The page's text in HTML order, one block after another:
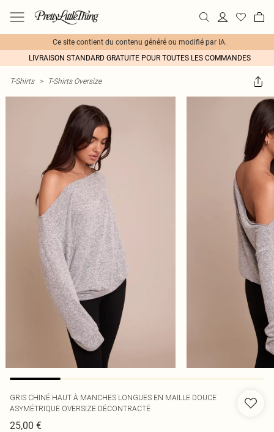
Ce site contient du contenu généré ou modifié par IA.
LIVRAISON STANDARD GRATUITE POUR TOUTES LES COMMANDES
T-Shirts > T-Shirts Oversize
GRIS CHINÉ HAUT À MANCHES LONGUES EN MAILLE DOUCE
ASYMÉTRIQUE OVERSIZE DÉCONTRACTÉ
25,00 €